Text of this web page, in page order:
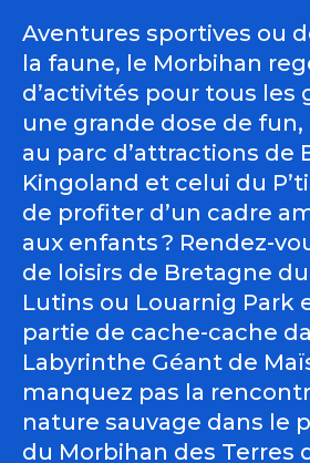
Aventures sportives ou
la faune, le Morbihan
d’activités pour tous les
une grande dose de
au parc d’attractions de
Kingoland et celui du
de profiter d’un cadre
aux enfants ? Rendez-
de loisirs de Bretagne
Lutins ou Louarnig Park
partie de cache-cache
Labyrinthe Géant de
manquez pas la
nature sauvage dans le
du Morbihan des Terres